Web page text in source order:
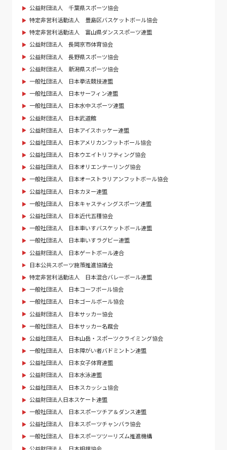
公益財団法人 千葉県スポーツ協会
特定非営利活動法人 豊島区バスケットボール協会
特定非営利活動法人 富山県ダンススポーツ連盟
公益財団法人 長岡京市体育協会
公益財団法人 長野県スポーツ協会
公益財団法人 新潟県スポーツ協会
一般社団法人 日本拳法競技連盟
一般社団法人 日本サーフィン連盟
一般社団法人 日本水中スポーツ連盟
公益財団法人 日本武道館
公益財団法人 日本アイスホッケー連盟
公益社団法人 日本アメリカンフットボール協会
公益社団法人 日本ウエイトリフティング協会
公益社団法人 日本オリエンテーリング協会
一般社団法人 日本オーストラリアンフットボール協会
公益社団法人 日本カヌー連盟
一般社団法人 日本キャスティングスポーツ連盟
公益社団法人 日本近代五種協会
一般社団法人 日本車いすバスケットボール連盟
一般社団法人 日本車いすラグビー連盟
公益財団法人 日本ゲートボール連合
日本公共スポーツ施策推進協議会
特定非営利活動法人 日本混合バレーボール連盟
一般社団法人 日本コーフボール協会
一般社団法人 日本ゴールボール協会
公益財団法人 日本サッカー協会
一般社団法人 日本サッカー名蹴会
公益社団法人 日本山岳・スポーツクライミング協会
一般社団法人 日本障がい者バドミントン連盟
公益社団法人 日本女子体育連盟
公益財団法人 日本水泳連盟
公益社団法人 日本スカッシュ協会
公益財団法人日本スケート連盟
一般社団法人 日本スポーツチア＆ダンス連盟
公益社団法人 日本スポーツチャンバラ協会
一般社団法人 日本スポーツツーリズム推進機構
公益財団法人 日本相撲協会